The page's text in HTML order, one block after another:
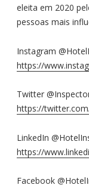
eleita em 2020
pessoas mais
Instagram
https://
Twitter
https://
LinkedIn
https://
Facebook